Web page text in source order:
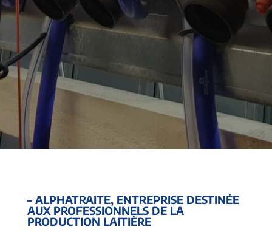
– ALPHATRAITE, ENTREPRISE DESTINÉE
AUX PROFESSIONNELS DE LA
PRODUCTION LAITIÈRE